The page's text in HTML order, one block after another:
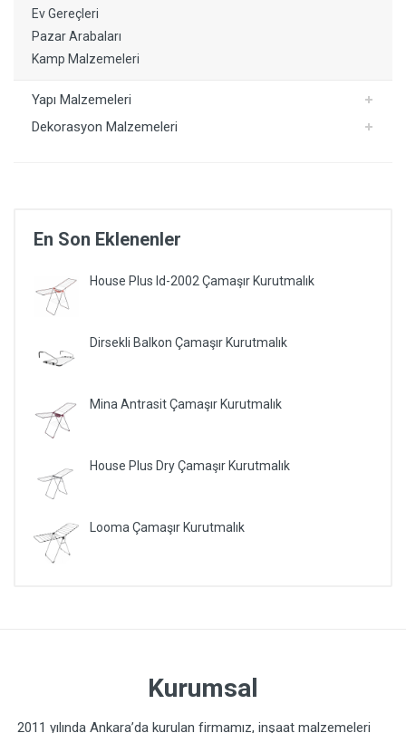
Ev Gereçleri
Pazar Arabaları
Kamp Malzemeleri
Yapı Malzemeleri
Dekorasyon Malzemeleri
En Son Eklenenler
House Plus ld-2002 Çamaşır Kurutmalık
Dirsekli Balkon Çamaşır Kurutmalık
Mina Antrasit Çamaşır Kurutmalık
House Plus Dry Çamaşır Kurutmalık
Looma Çamaşır Kurutmalık
Kurumsal
2011 yılında Ankara’da kurulan firmamız, inşaat malzemeleri